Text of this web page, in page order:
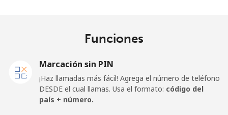
Línea fija
⁦3.9¢⁩
Funciones
Marcación sin PIN
¡Haz llamadas más fácil! Agrega el número de teléfono
DESDE el cual llamas. Usa el formato: código del
país + número.